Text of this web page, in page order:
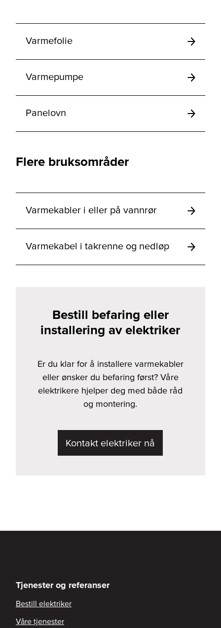
Varmefolie
Varmepumpe
Panelovn
Flere bruksområder
Varmekabler i eller på vannrør
Varmekabel i takrenne og nedløp
Bestill befaring eller
installering av elektriker
Er du klar for å installere varmekabler
eller ønsker du befaring først? Våre
elektrikere hjelper deg med både råd
og montering.
Kontakt elektriker nå
Tjenester og referanser
Bestill elektriker
Våre tjenester